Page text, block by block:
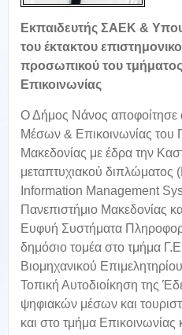
Εκπαιδευτής ΣΑΕΚ &
του έκτακτου
προσωπικού του
Επικοινωνίας
Ο Δήμος Νάνος
Μέσων & Επικοινωνίας του
Μακεδονίας με έδρα την
μεταπτυχιακού διπλώματος
Information Management
Πανεπιστήμιο Μακεδονίας
Ευφυή Συστήματα
δημόσιο τομέα στο τμήμα
Βιομηχανικού
Τοπική Αυτοδιοίκηση της
ψηφιακών μέσων και
και στο τμήμα Επικοινωνίας